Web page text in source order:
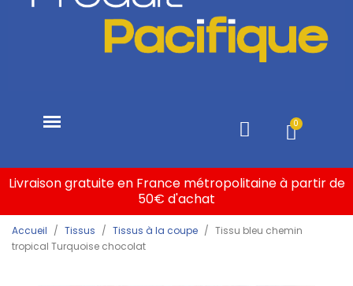
Livraison gratuite en France métropolitaine à partir de
50€ d'achat
Accueil Tissus Tissus à la coupe
Tissu bleu chemin
tropical Turquoise chocolat